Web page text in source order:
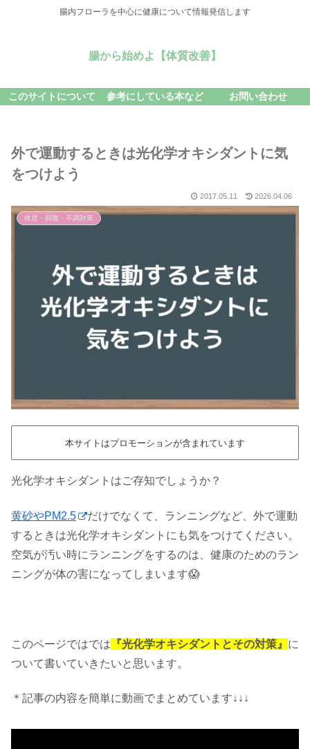
腸内フローラを中心に健康について情報発信します
腸から始めよ【体質改善】
このサイトについて 参考にしている本など お問い合わせ
外で運動するときは光化学オキシダントに気
をつけよう
2017.05.11 2026.04.06
休息・回復・不調対策
本サイトはプロモーションが含まれています
光化学オキシダントはご存知でしょうか？
黄砂やPM2.5
だけでなくて、ランニングなど、外で運動
するときは光化学オキシダントにも気をつけてください。
空気が汚い時にランニングをするのは、健康のためのラン
ニングが体の害になってしまいます😱
このページではでは 『光化学オキシダントとその対策』 に
ついて書いていきたいと思います。
＊記事の内容を簡単に動画でまとめています↓↓↓